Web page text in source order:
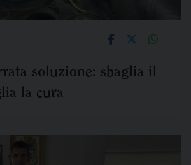
soluzione: sbaglia il
la cura